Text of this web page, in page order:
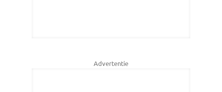
Advertentie